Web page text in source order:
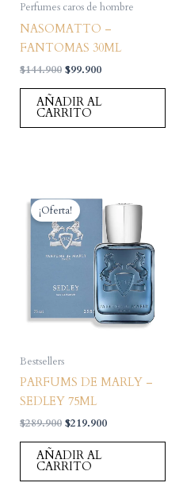
Perfumes caros de hombre
NASOMATTO –
FANTOMAS 30ML
$144.900 El
original
era:
$99.900El
es:
AÑADIR AL
CARRITO
¡Oferta!
Bestsellers
PARFUMS DE MARLY –
SEDLEY 75ML
$289.900 El
original
era:
$219.900El
AÑADIR AL
CARRITO